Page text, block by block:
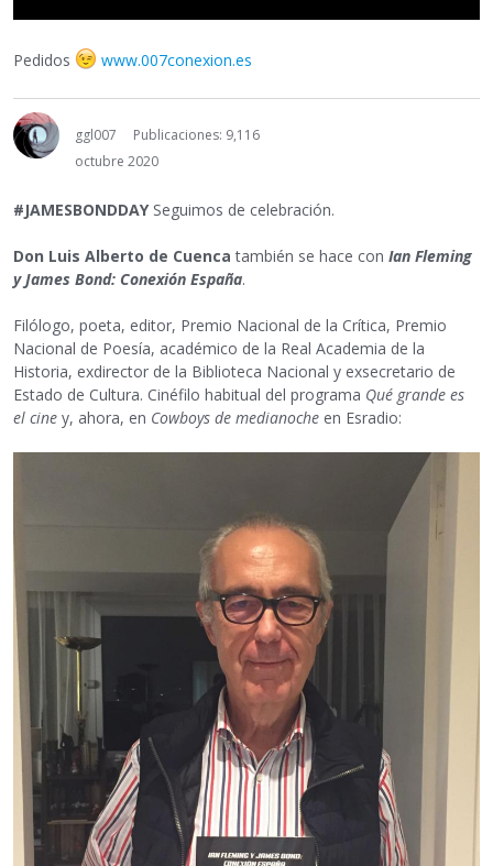
Pedidos www.007conexion.es
ggl007
Publicaciones: 9,116
octubre 2020
#JAMESBONDDAYSeguimos de celebración.
Don Luis Alberto de Cuenca también se hace con Ian Fleming
y James Bond: Conexión España.
Filólogo, poeta, editor, Premio Nacional de la Crítica, Premio
Nacional de Poesía, académico de la Real Academia de la
Historia, exdirector de la Biblioteca Nacional y exsecretario de
Estado de Cultura. Cinéfilo habitual del programa Qué grande es
el cine y, ahora, en Cowboys de medianoche en Esradio: